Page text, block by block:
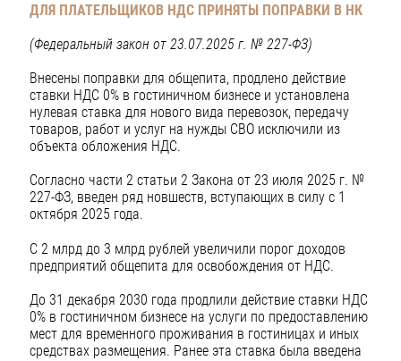
ДЛЯ ПЛАТЕЛЬЩИКОВ НДС ПРИНЯТЫ ПОПРАВКИ В НК
(Федеральный закон от 23.07.2025 г. № 227-ФЗ)
Внесены поправки для общепита, продлено действие
ставки НДС 0% в гостиничном бизнесе и установлена
нулевая ставка для нового вида перевозок, передачу
товаров, работ и услуг на нужды СВО исключили из
объекта обложения НДС.
Согласно части 2 статьи 2 Закона от 23 июля 2025 г. №
227-ФЗ, введен ряд новшеств, вступающих в силу с 1
октября 2025 года.
С 2 млрд до 3 млрд рублей увеличили порог доходов
предприятий общепита для освобождения от НДС.
До 31 декабря 2030 года продлили действие ставки НДС
0% в гостиничном бизнесе на услуги по предоставлению
мест для временного проживания в гостиницах и иных
средствах размещения. Ранее эта ставка была введена